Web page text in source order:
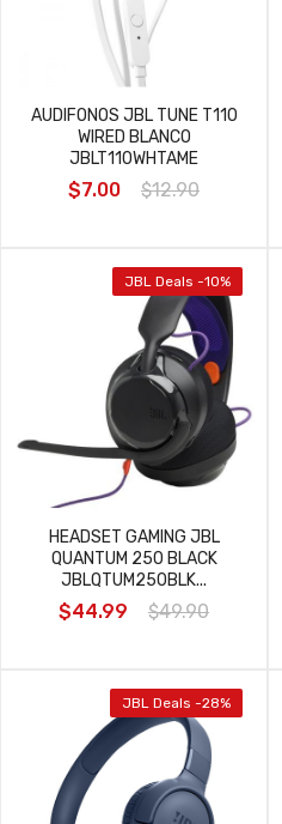
AUDIFONOS JBL TUNE T110
WIRED BLANCO
JBLT110WHTAME
$7.00 $12.90
JBL Deals -10%
HEADSET GAMING JBL
QUANTUM 250 BLACK
JBLQTUM250BLK...
$44.99 $49.90
JBL Deals -28%